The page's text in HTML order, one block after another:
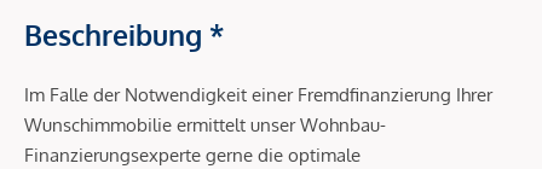
Beschreibung *
Im Falle der Notwendigkeit einer Fremdfinanzierung Ihrer
Wunschimmobilie ermittelt unser Wohnbau-
Finanzierungsexperte gerne die optimale